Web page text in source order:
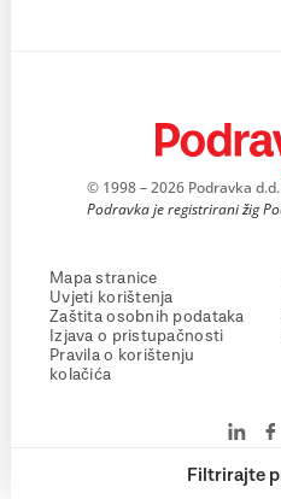
Filtrirajte
© 1998 – 2026 Podravka
Podravka je registrirani žig
Mapa stranice
Uvjeti korištenja
Zaštita osobnih podataka
Izjava o pristupačnosti
Pravila o korištenju
kolačića